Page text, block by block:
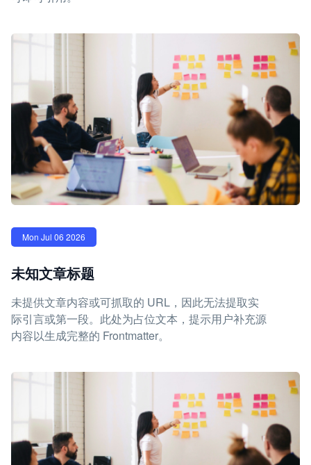
Mon Jul 06 2026
未知文章标题
未提供文章内容或可抓取的 URL，因此无法提取实
际引言或第一段。此处为占位文本，提示用户补充源
内容以生成完整的 Frontmatter。